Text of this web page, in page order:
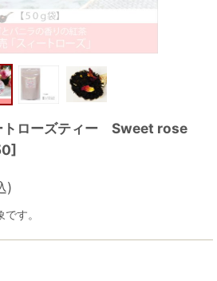
ローズティー Sweet rose
]
)
す。